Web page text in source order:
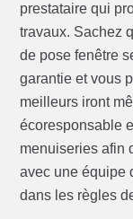
prestataire qui
travaux. Sachez
de pose fenêtre
garantie et vous
meilleurs iront
écoresponsable
menuiseries afin
avec une équipe
dans les règles